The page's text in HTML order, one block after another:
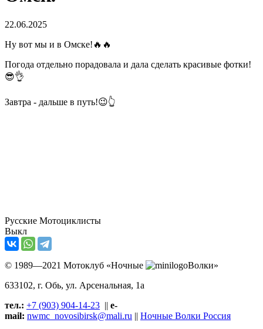
22.06.2025
Ну вот мы и в Омске!🔥🔥
Погода отдельно порадовала и дала сделать красивые фотки!
😎👌
Завтра - дальше в путь!😉👆
Русские Мотоциклисты
Выкл
© 1989—2021 Мотоклуб «Ночные
Волки»
633102, г. Обь, ул. Арсенальная, 1а
тел.: +7 (903) 904-14-23 || e-
mail: nwmc_novosibirsk@mali.ru || Ночные Волки Россия